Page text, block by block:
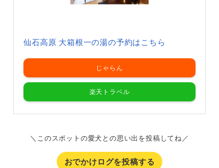
仙石高原 大箱根一の湯の予約はこちら
じゃらん
楽天トラベル
＼このスポットの愛犬との思い出を投稿してね／
おでかけログを投稿する